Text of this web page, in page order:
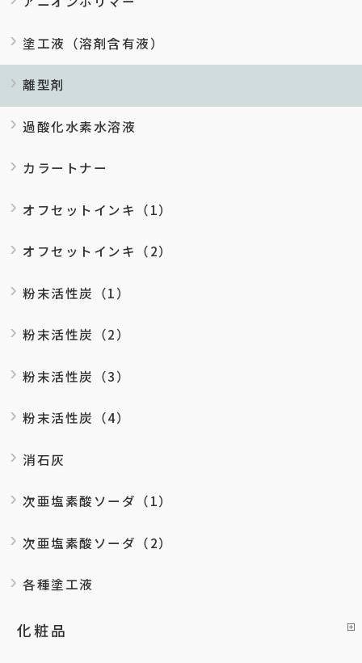
塗工液（溶剤含有液）
離型剤
過酸化水素水溶液
カラートナー
オフセットインキ（1）
オフセットインキ（2）
粉末活性炭（1）
粉末活性炭（2）
粉末活性炭（3）
粉末活性炭（4）
消石灰
次亜塩素酸ソーダ（1）
次亜塩素酸ソーダ（2）
各種塗工液
化粧品